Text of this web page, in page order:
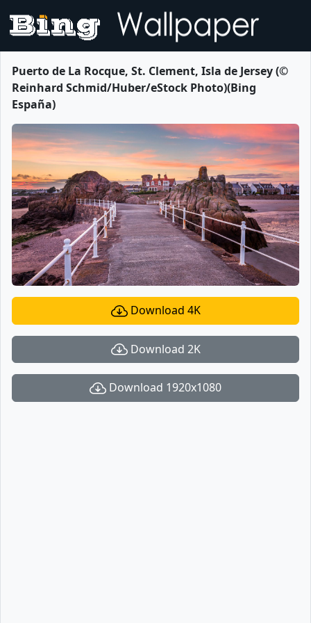
Puerto de La Rocque, St. Clement, Isla de Jersey (©
Reinhard Schmid/Huber/eStock Photo)(Bing
España)
Download 4K
Download 2K
Download 1920x1080